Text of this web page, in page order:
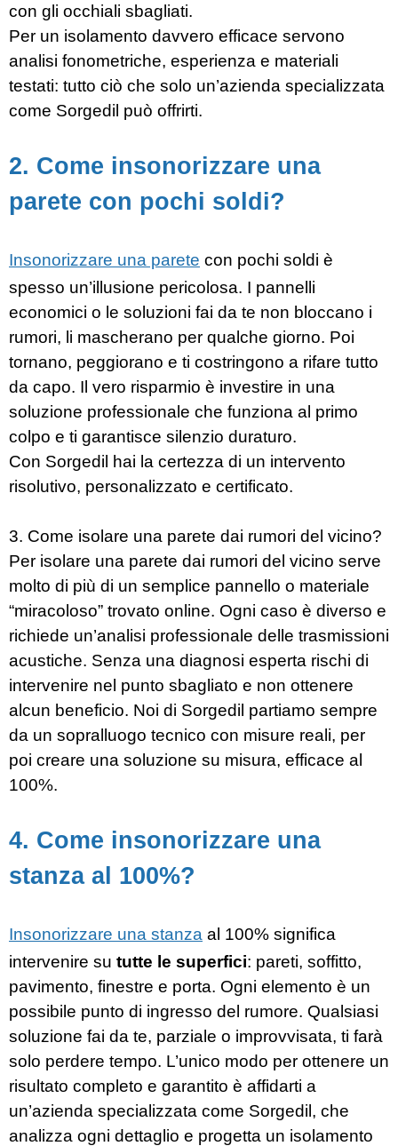
con gli occhiali sbagliati.
Per un isolamento davvero efficace servono
analisi fonometriche, esperienza e materiali
testati: tutto ciò che solo un’azienda specializzata
come Sorgedil può offrirti.
2. Come insonorizzare una
parete con pochi soldi?
Insonorizzare una parete con pochi soldi è
spesso un’illusione pericolosa. I pannelli
economici o le soluzioni fai da te non bloccano i
rumori, li mascherano per qualche giorno. Poi
tornano, peggiorano e ti costringono a rifare tutto
da capo. Il vero risparmio è investire in una
soluzione professionale che funziona al primo
colpo e ti garantisce silenzio duraturo.
Con Sorgedil hai la certezza di un intervento
risolutivo, personalizzato e certificato.
3. Come isolare una parete dai rumori del vicino?
Per isolare una parete dai rumori del vicino serve
molto di più di un semplice pannello o materiale
“miracoloso” trovato online. Ogni caso è diverso e
richiede un’analisi professionale delle trasmissioni
acustiche. Senza una diagnosi esperta rischi di
intervenire nel punto sbagliato e non ottenere
alcun beneficio. Noi di Sorgedil partiamo sempre
da un sopralluogo tecnico con misure reali, per
poi creare una soluzione su misura, efficace al
100%.
4. Come insonorizzare una
stanza al 100%?
Insonorizzare una stanza al 100% significa
intervenire su tutte le superfici: pareti, soffitto,
pavimento, finestre e porta. Ogni elemento è un
possibile punto di ingresso del rumore. Qualsiasi
soluzione fai da te, parziale o improvvisata, ti farà
solo perdere tempo. L’unico modo per ottenere un
risultato completo e garantito è affidarti a
un’azienda specializzata come Sorgedil, che
analizza ogni dettaglio e progetta un isolamento